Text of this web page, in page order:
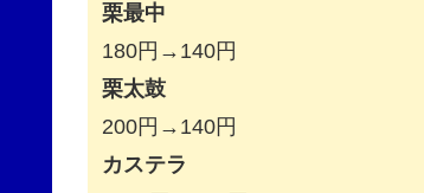
栗最中
180円→140円
栗太鼓
200円→140円
カステラ